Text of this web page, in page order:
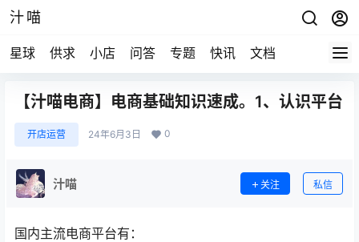
汁喵
星球 供求 小店 问答 专题 快讯 文档
【汁喵电商】电商基础知识速成。1、认识平台
开店运营 24年6月3日 0
汁喵 关注 私信
国内主流电商平台有：